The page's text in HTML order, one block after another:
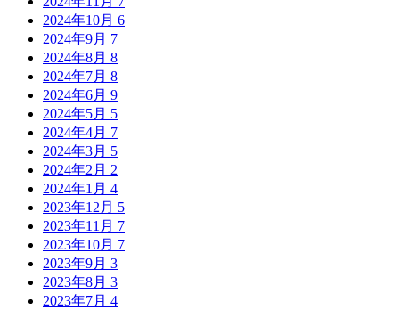
2024年10月 6
2024年9月 7
2024年8月 8
2024年7月 8
2024年6月 9
2024年5月 5
2024年4月 7
2024年3月 5
2024年2月 2
2024年1月 4
2023年12月 5
2023年11月 7
2023年10月 7
2023年9月 3
2023年8月 3
2023年7月 4